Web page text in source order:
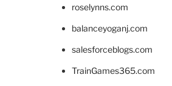
roselynns.com
balanceyoganj.com
salesforceblogs.com
TrainGames365.com